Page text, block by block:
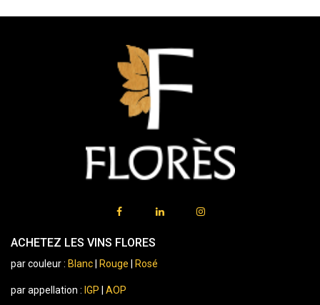
ACHETEZ LES VINS FLORES
par couleur : Blanc Rouge Rosé
par appellation : IGP AOP